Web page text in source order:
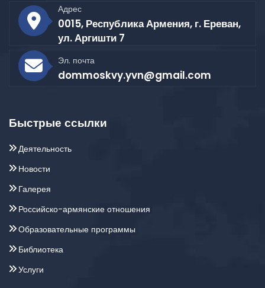
Адрес
0015, Республика Армения, г. Ереван,
ул. Аргишти 7
Эл. почта
dommoskvy.yvn@gmail.com
Быстрые ссылки
Деятельность
Новости
Галерея
Российско-армянские отношения
Образовательные программы
Библиотека
Услуги